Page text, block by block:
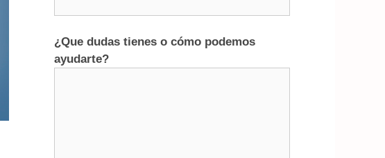
¿Que dudas tienes o cómo podemos
ayudarte?